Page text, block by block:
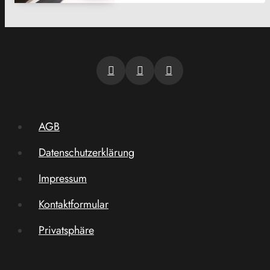
AGB
Datenschutzerklärung
Impressum
Kontaktformular
Privatsphäre